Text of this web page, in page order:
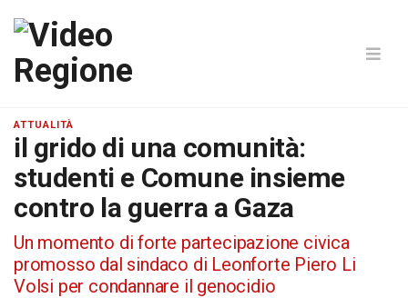
ATTUALITÀ
il grido di una comunità:
studenti e Comune insieme
contro la guerra a Gaza
Un momento di forte partecipazione civica
promosso dal sindaco di Leonforte Piero Li
Volsi per condannare il genocidio